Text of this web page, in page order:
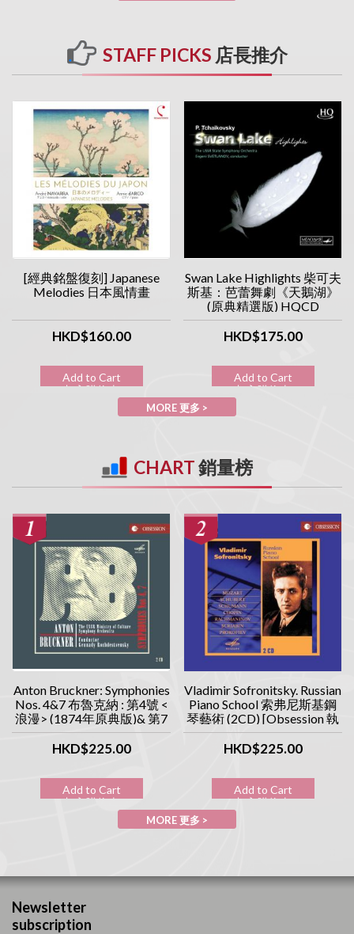
STAFF PICKS 店長推介
[經典銘盤復刻] Japanese
Melodies 日本風情畫
HKD$160.00
Add to Cart
加入購物車
Swan Lake Highlights 柴可夫
斯基：芭蕾舞劇《天鵝湖》
(原典精選版) HQCD
HKD$175.00
Add to Cart
加入購物車
MORE 更多 >
CHART銷量榜
Anton Bruckner: Symphonies
Nos. 4&7 布魯克納 : 第4號 <
浪漫> (1874年原典版)& 第7
號交響曲 (1885年原典版)
(2CD) [Obsession 執念系列]
HKD$225.00
Add to Cart
加入購物車
Vladimir Sofronitsky. Russian
Piano School 索弗尼斯基鋼
琴藝術 (2CD) [Obsession 執
念系列]
HKD$225.00
Add to Cart
加入購物車
MORE 更多 >
Newsletter
subscription